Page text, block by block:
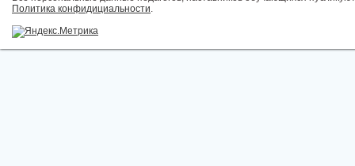
Политика конфидициальности.